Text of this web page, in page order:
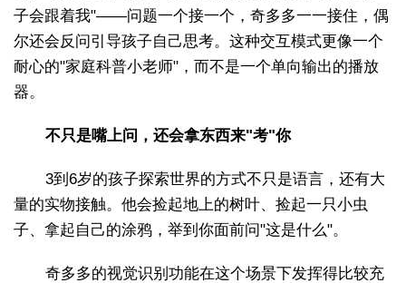
子会跟着我"——问题一个接一个，奇多多一一接住，偶
尔还会反问引导孩子自己思考。这种交互模式更像一个
耐心的"家庭科普小老师"，而不是一个单向输出的播放
器。
不只是嘴上问，还会拿东西来"考"你
3到6岁的孩子探索世界的方式不只是语言，还有大
量的实物接触。他会捡起地上的树叶、捡起一只小虫
子、拿起自己的涂鸦，举到你面前问"这是什么"。
奇多多的视觉识别功能在这个场景下发挥得比较充